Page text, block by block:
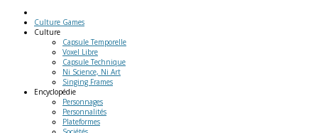
Culture Games
Culture
Capsule Temporelle
Voxel Libre
Capsule Technique
Ni Science, Ni Art
Singing Frames
Encyclopédie
Personnages
Personnalités
Plateformes